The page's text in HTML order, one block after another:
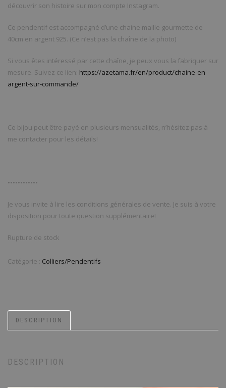
découvrir son histoire sur mon compte Instagram.
Ce pendentif est accompagné d’une chaine maille gourmette de
40cm en argent 925. (Ce n’est pas la chaîne de la photo)
Si vous êtes intéressé par cette chaîne, je peux vous la fabriquer sur
mesure. Suivez ce lien: https://azetama.fr/en/product/chaine-en-
argent-sur-commande/
Ce bijou peut être payé en plusieurs mensualités, n’hésitez pas à
me contacter pour les détails!
••••••••••••
Je vous invite à lire les conditions générales de vente. Je suis à votre
disposition pour toute question supplémentaire!
Rupture de stock
Catégorie : Colliers/Pendentifs
DESCRIPTION
DESCRIPTION